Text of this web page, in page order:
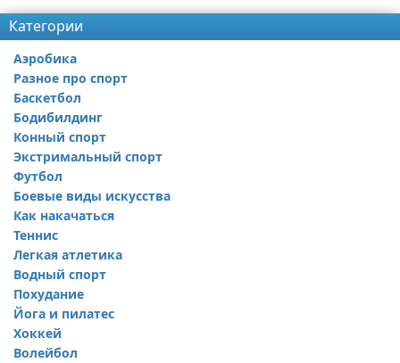
Категории
Аэробика
Разное про спорт
Баскетбол
Бодибилдинг
Конный спорт
Экстримальный спорт
Футбол
Боевые виды искусства
Как накачаться
Теннис
Легкая атлетика
Водный спорт
Похудание
Йога и пилатес
Хоккей
Волейбол